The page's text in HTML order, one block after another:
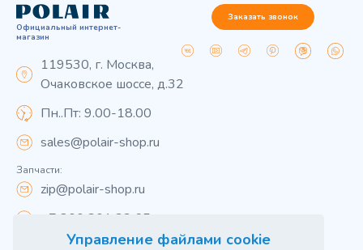
Управление файлами cookie
Официальный интернет-
магазин
119530, г. Москва,
Очаковское шоссе, д.32
Пн..Пт: 9.00-18.00
sales@polair-shop.ru
Запчасти:
zip@polair-shop.ru
+7 800 301 33 65
Заказать звонок